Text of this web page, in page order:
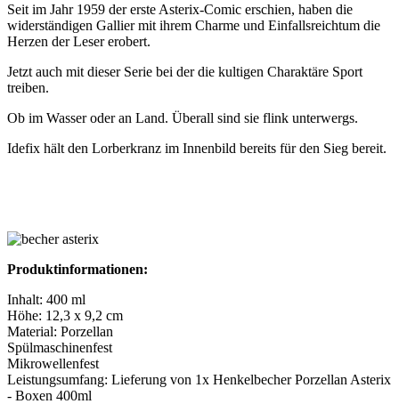
Seit im Jahr 1959 der erste Asterix-Comic erschien, haben die
widerständigen Gallier mit ihrem Charme und Einfallsreichtum die
Herzen der Leser erobert.
Jetzt auch mit dieser Serie bei der die kultigen Charaktäre Sport
treiben.
Ob im Wasser oder an Land. Überall sind sie flink unterwergs.
Idefix hält den Lorberkranz im Innenbild bereits für den Sieg bereit.
Produktinformationen:
Inhalt: 400 ml
Höhe: 12,3 x 9,2 cm
Material: Porzellan
Spülmaschinenfest
Mikrowellenfest
Leistungsumfang: Lieferung von 1x Henkelbecher Porzellan Asterix
- Boxen 400ml